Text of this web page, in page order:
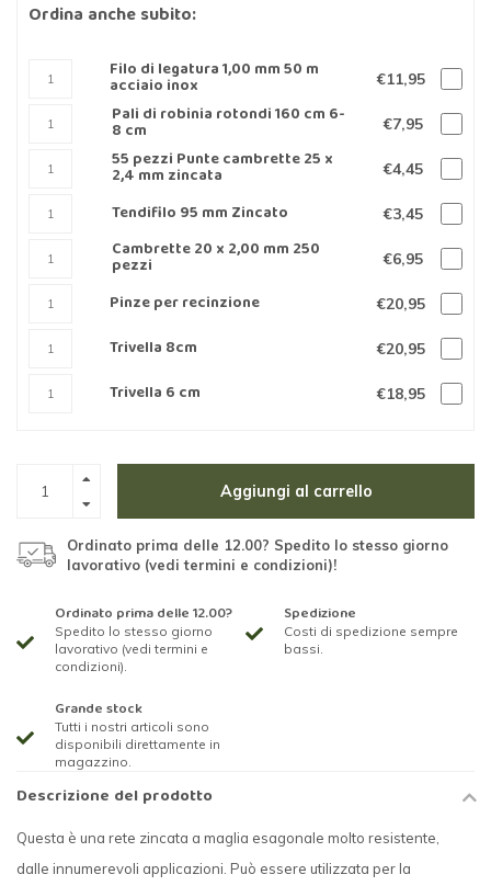
Ordina anche subito:
Filo di legatura 1,00 mm 50 m
acciaio inox €11,95
Pali di robinia rotondi 160 cm 6-
8 cm €7,95
55 pezzi Punte cambrette 25 x
2,4 mm zincata €4,45
Tendifilo 95 mm Zincato €3,45
Cambrette 20 x 2,00 mm 250
pezzi €6,95
Pinze per recinzione €20,95
Trivella 8cm €20,95
Trivella 6 cm €18,95
Aggiungi al carrello
Ordinato prima delle 12.00? Spedito lo stesso giorno
lavorativo (vedi termini e condizioni)!
Ordinato prima delle 12.00?
Spedito lo stesso giorno
lavorativo (vedi termini e
condizioni).
Spedizione
Costi di spedizione sempre
bassi.
Grande stock
Tutti i nostri articoli sono
disponibili direttamente in
magazzino.
Descrizione del prodotto
Questa è una rete zincata a maglia esagonale molto resistente,
dalle innumerevoli applicazioni. Può essere utilizzata per la